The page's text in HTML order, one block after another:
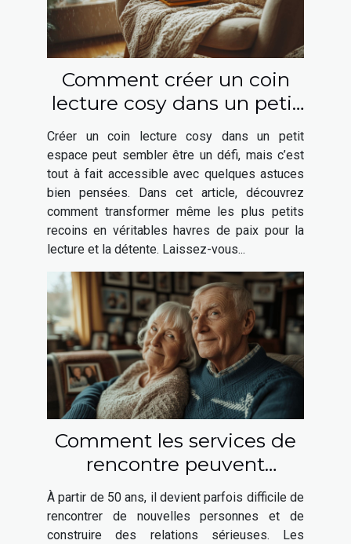
Comment créer un coin
lecture cosy dans un petit
espace
Créer un coin lecture cosy dans un petit
espace peut sembler être un défi, mais c’est
tout à fait accessible avec quelques astuces
bien pensées. Dans cet article, découvrez
comment transformer même les plus petits
recoins en véritables havres de paix pour la
lecture et la détente. Laissez-vous...
Comment les services de
rencontre peuvent
favoriser les relations
sérieuses après 50 ans
À partir de 50 ans, il devient parfois difficile de
rencontrer de nouvelles personnes et de
construire des relations sérieuses. Les